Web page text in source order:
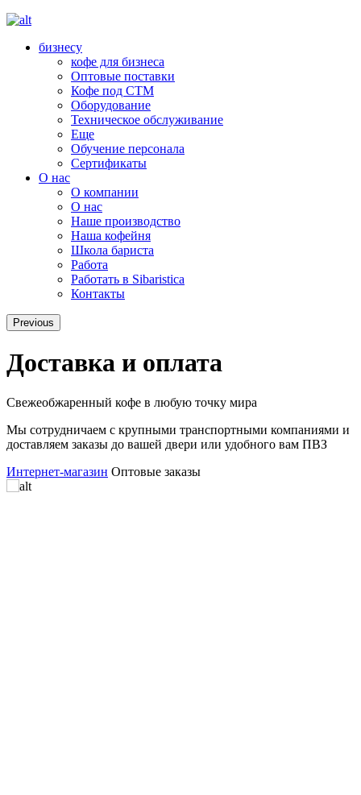
бизнесу
кофе для бизнеса
Оптовые поставки
Кофе под СТМ
Оборудование
Техническое обслуживание
Еще
Обучение персонала
Сертификаты
О нас
O компании
О нас
Наше производство
Наша кофейня
Школа бариста
Работа
Работать в Sibaristica
Контакты
Previous
Доставка и оплата
Свежеобжаренный кофе в любую точку мира
Мы сотрудничаем с крупными транспортными компаниями и
доставляем заказы до вашей двери или удобного вам ПВЗ
Интернет-магазин Оптовые заказы